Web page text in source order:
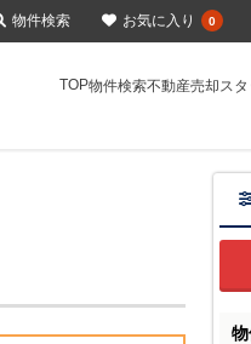
TOP物件検索不動産売却ス
物
物件検索 お気に入り 0